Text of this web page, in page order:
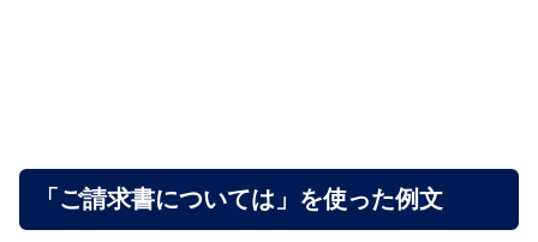
「ご請求書については」を使った例文